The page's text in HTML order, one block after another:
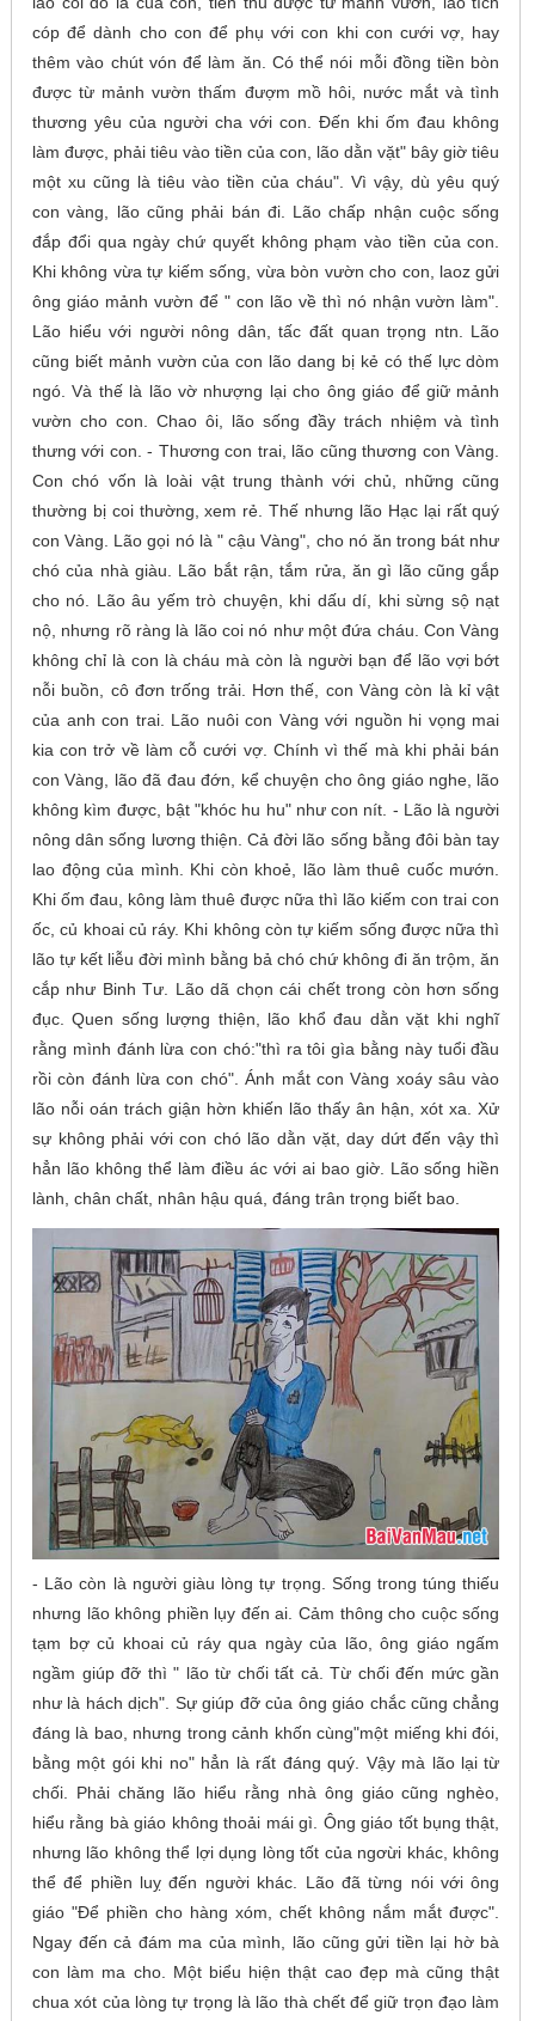
cóp để dành cho con để phụ với con khi con cưới vợ, hay
thêm vào chút vón để làm ăn. Có thể nói mỗi đồng tiền bòn
được từ mảnh vườn thấm đượm mồ hôi, nước mắt và tình
thương yêu của người cha với con. Đến khi ốm đau không
làm được, phải tiêu vào tiền của con, lão dằn vặt" bây giờ tiêu
một xu cũng là tiêu vào tiền của cháu". Vì vậy, dù yêu quý
con vàng, lão cũng phải bán đi. Lão chấp nhận cuộc sống
đắp đổi qua ngày chứ quyết không phạm vào tiền của con.
Khi không vừa tự kiếm sống, vừa bòn vườn cho con, laoz gửi
ông giáo mảnh vườn để " con lão về thì nó nhận vườn làm".
Lão hiểu với người nông dân, tấc đất quan trọng ntn. Lão
cũng biết mảnh vườn của con lão dang bị kẻ có thế lực dòm
ngó. Và thế là lão vờ nhượng lại cho ông giáo để giữ mảnh
vườn cho con. Chao ôi, lão sống đầy trách nhiệm và tình
thưng với con. - Thương con trai, lão cũng thương con Vàng.
Con chó vốn là loài vật trung thành với chủ, những cũng
thường bị coi thường, xem rẻ. Thế nhưng lão Hạc lại rất quý
con Vàng. Lão gọi nó là " cậu Vàng", cho nó ăn trong bát như
chó của nhà giàu. Lão bắt rận, tắm rửa, ăn gì lão cũng gắp
cho nó. Lão âu yếm trò chuyện, khi dấu dí, khi sừng sộ nạt
nộ, nhưng rõ ràng là lão coi nó như một đứa cháu. Con Vàng
không chỉ là con là cháu mà còn là người bạn để lão vợi bớt
nỗi buồn, cô đơn trống trải. Hơn thế, con Vàng còn là kỉ vật
của anh con trai. Lão nuôi con Vàng với nguồn hi vọng mai
kia con trở về làm cỗ cưới vợ. Chính vì thế mà khi phải bán
con Vàng, lão đã đau đớn, kể chuyện cho ông giáo nghe, lão
không kìm được, bật "khóc hu hu" như con nít. - Lão là người
nông dân sống lương thiện. Cả đời lão sống bằng đôi bàn tay
lao động của mình. Khi còn khoẻ, lão làm thuê cuốc mướn.
Khi ốm đau, kông làm thuê được nữa thì lão kiếm con trai con
ốc, củ khoai củ ráy. Khi không còn tự kiếm sống được nữa thì
lão tự kết liễu đời mình bằng bả chó chứ không đi ăn trộm, ăn
cắp như Binh Tư. Lão dã chọn cái chết trong còn hơn sống
đục. Quen sống lượng thiện, lão khổ đau dằn vặt khi nghĩ
rằng mình đánh lừa con chó:"thì ra tôi gìa bằng này tuổi đầu
rồi còn đánh lừa con chó". Ánh mắt con Vàng xoáy sâu vào
lão nỗi oán trách giận hờn khiến lão thấy ân hận, xót xa. Xử
sự không phải với con chó lão dằn vặt, day dứt đến vậy thì
hẳn lão không thể làm điều ác với ai bao giờ. Lão sống hiền
lành, chân chất, nhân hậu quá, đáng trân trọng biết bao.
- Lão còn là người giàu lòng tự trọng. Sống trong túng thiếu
nhưng lão không phiền lụy đến ai. Cảm thông cho cuộc sống
tạm bợ củ khoai củ ráy qua ngày của lão, ông giáo ngấm
ngầm giúp đỡ thì " lão từ chối tất cả. Từ chối đến mức gần
như là hách dịch". Sự giúp đỡ của ông giáo chắc cũng chẳng
đáng là bao, nhưng trong cảnh khốn cùng"một miếng khi đói,
bằng một gói khi no" hẳn là rất đáng quý. Vậy mà lão lại từ
chối. Phải chăng lão hiểu rằng nhà ông giáo cũng nghèo,
hiểu rằng bà giáo không thoải mái gì. Ông giáo tốt bụng thật,
nhưng lão không thể lợi dụng lòng tốt của ngơừi khác, không
thể để phiền luỵ đến người khác. Lão đã từng nói với ông
giáo "Để phiền cho hàng xóm, chết không nắm mắt được".
Ngay đến cả đám ma của mình, lão cũng gửi tiền lại hờ bà
con làm ma cho. Một biểu hiện thật cao đẹp mà cũng thật
chua xót của lòng tự trọng là lão thà chết để giữ trọn đạo làm